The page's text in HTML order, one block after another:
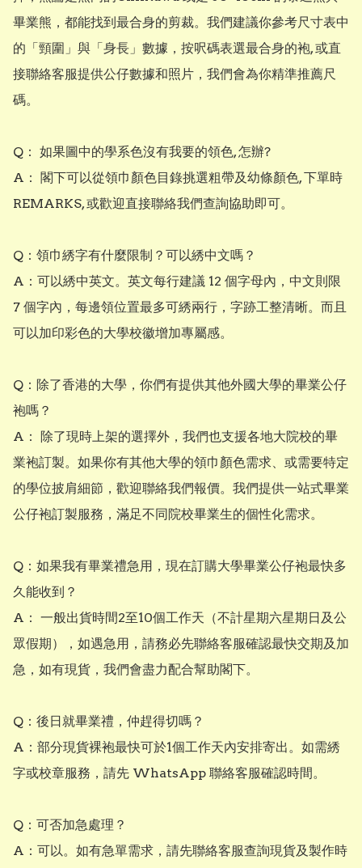
畢業熊，都能找到最合身的剪裁。我們建議你參考尺寸表中
的「頸圍」與「身長」數據，按呎碼表選最合身的袍, 或直
接聯絡客服提供公仔數據和照片，我們會為你精準推薦尺
碼。
Q： 如果圖中的學系色沒有我要的領色, 怎辦?
A： 閣下可以從領巾顏色目錄挑選粗帶及幼條顏色, 下單時
REMARKS, 或歡迎直接聯絡我們查詢協助即可。
Q：領巾綉字有什麼限制？可以綉中文嗎？
A：可以綉中英文。英文每行建議 12 個字母內，中文則限
7 個字內，每邊領位置最多可綉兩行，字跡工整清晰。而且
可以加印彩色的大學校徽增加專屬感。
Q：除了香港的大學，你們有提供其他外國大學的畢業公仔
袍嗎？
A： 除了現時上架的選擇外，我們也支援各地大院校的畢
業袍訂製。如果你有其他大學的領巾顏色需求、或需要特定
的學位披肩細節，歡迎聯絡我們報價。我們提供一站式畢業
公仔袍訂製服務，滿足不同院校畢業生的個性化需求。
Q：如果我有畢業禮急用，現在訂購大學畢業公仔袍最快多
久能收到？
A： 一般出貨時間2至10個工作天（不計星期六星期日及公
眾假期），如遇急用，請務必先聯絡客服確認最快交期及加
急，如有現貨，我們會盡力配合幫助閣下。
Q：後日就畢業禮，仲趕得切嗎？
A：部分現貨裸袍最快可於1個工作天內安排寄出。如需綉
字或校章服務，請先 WhatsApp 聯絡客服確認時間。
Q：可否加急處理？
A：可以。如有急單需求，請先聯絡客服查詢現貨及製作時